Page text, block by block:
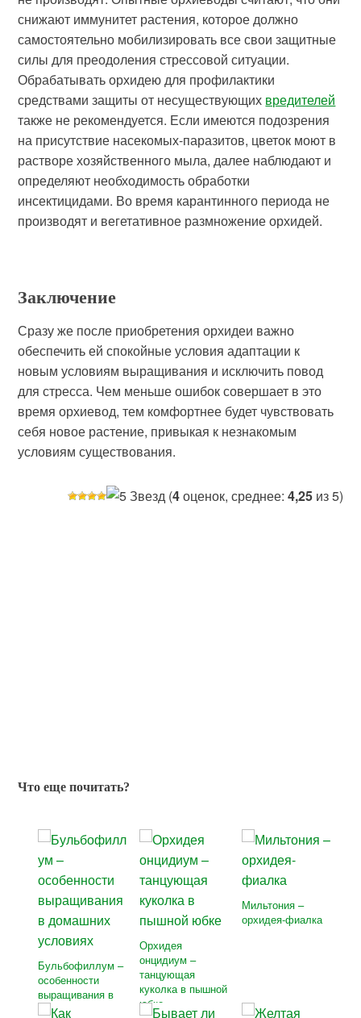
снижают иммунитет растения, которое должно
самостоятельно мобилизировать все свои защитные
силы для преодоления стрессовой ситуации.
Обрабатывать орхидею для профилактики
средствами защиты от несуществующих вредителей
также не рекомендуется. Если имеются подозрения
на присутствие насекомых-паразитов, цветок моют в
растворе хозяйственного мыла, далее наблюдают и
определяют необходимость обработки
инсектицидами. Во время карантинного периода не
производят и вегетативное размножение орхидей.
Заключение
Сразу же после приобретения орхидеи важно
обеспечить ей спокойные условия адаптации к
новым условиям выращивания и исключить повод
для стресса. Чем меньше ошибок совершает в это
время орхиевод, тем комфортнее будет чувствовать
себя новое растение, привыкая к незнакомым
условиям существования.
(4оценок, среднее: 4,25из 5)
Что еще почитать?
Бульбофиллум –
особенности
выращивания в
домашних
Орхидея
онцидиум –
танцующая
куколка в пышной
юбке
Мильтония –
орхидея-фиалка